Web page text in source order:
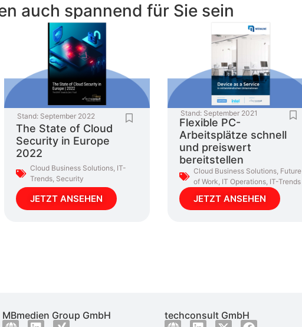
auch spannend für Sie sein
Stand: September 2022
The State of Cloud
Security in Europe
2022
Cloud Business Solutions, IT-
Trends, Security
JETZT ANSEHEN
Stand: September 2021
Flexible PC-
Arbeitsplätze schnell
und preiswert
bereitstellen
Cloud Business Solutions Future
of Work IT Operations IT-Trends
JETZT ANSEHEN
MBmedien Group GmbH techconsult GmbH